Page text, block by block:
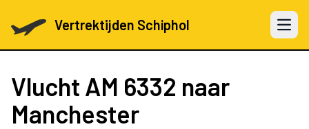
Vertrektijden Schiphol Open
Vlucht AM 6332 naar
Manchester